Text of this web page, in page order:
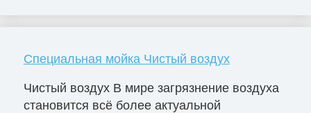
Специальная мойка Чистый воздух
Чистый воздух В мире загрязнение воздуха
становится всё более актуальной